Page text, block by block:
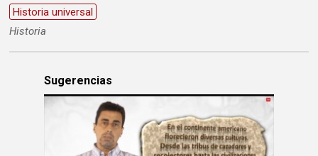
Historia universal
Historia
Sugerencias